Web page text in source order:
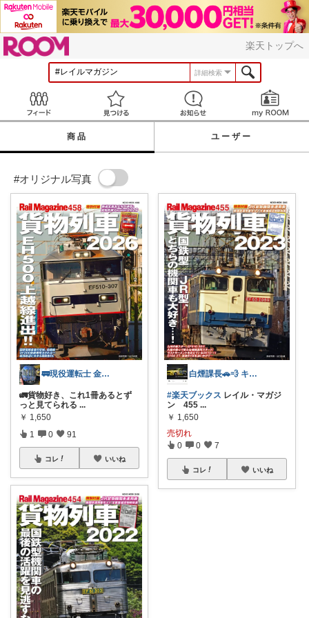
楽天トップへ
詳細検索
見つける お知らせ
商品 ユーザー
#オリジナル写真
🚃現役運転士 金魚🐠
🚛貨物好き、これ1冊あるとず
っと見てられる ...
￥ 1,650
1 0 91
コレ いいね
白煙課長🚗💨 キャンプ特化型⛺🎄
#楽天ブックス レイル・マガジ
ン 455 ...
￥ 1,650
売切れ
0 0 7
コレ いいね